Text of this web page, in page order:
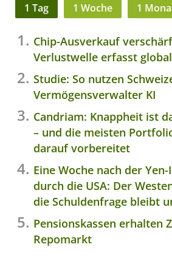
1 Tag 1 Woche 1
Chip-Ausverkauf
Verlustwelle erfasst
Studie: So nutzen
Vermögensverwalter KI
Candriam: Knappheit ist
– und die meisten
darauf vorbereitet
Eine Woche nach der
durch die USA: Der
die Schuldenfrage bleibt
Pensionskassen erhalten
Repomarkt